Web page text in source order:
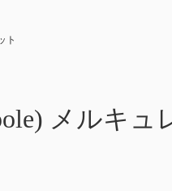
ト
メルキ